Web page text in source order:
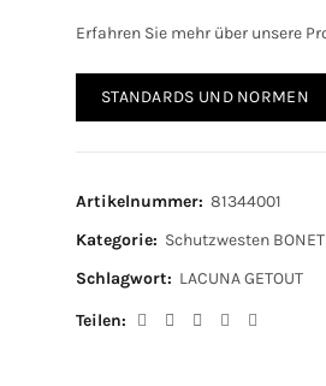
Erfahren Sie mehr über unsere
STANDARDS UND NORMEN
Artikelnummer: 81344001
Kategorie: Schutzwesten
Schlagwort: LACUNA GETOUT
Teilen